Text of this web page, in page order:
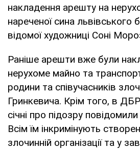
накладення арешту на
нареченої сина львівського
відомої художниці Соні
Раніше арешти вже були
нерухоме майно та
родини та співучасників
Гринкевича. Крім того, в
січні про підозру
Всім їм інкримінують
злочинній організації та у